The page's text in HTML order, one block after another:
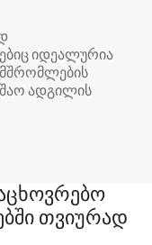
იდეალურია
ადგილის
თვიურად